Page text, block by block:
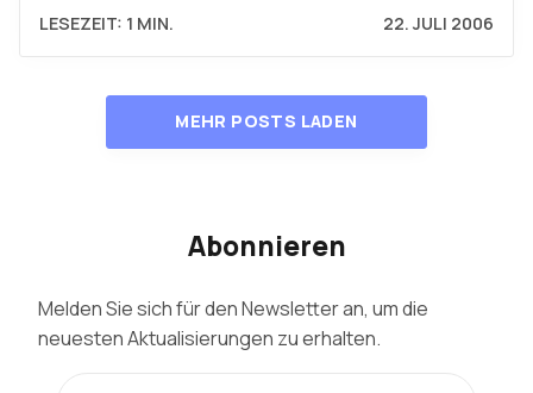
LESEZEIT: 1 MIN. 22. JULI 2006
MEHR POSTS LADEN
Abonnieren
Melden Sie sich für den Newsletter an, um die
neuesten Aktualisierungen zu erhalten.